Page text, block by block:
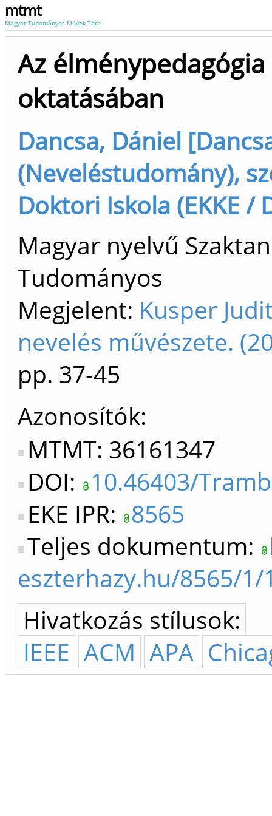
mtmt
Magyar Tudományos Művek Tára
Az
oktatásában
Dancsa, Dániel
(Neveléstudomány),
Doktori Iskola (EKKE /
Magyar nyelvű
Tudományos
Megjelent: Kusper
nevelés művészete.
pp. 37-45
Azonosítók
MTMT: 36161347
DOI: 10.46403/
EKE IPR: 8565
Teljes dokumentum:
eszterhazy.hu/8565/1/
Hivatkozás stílusok:
IEEE ACM APA